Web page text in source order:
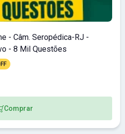
- Câm. Seropédica-RJ -
- 8 Mil Questões
Comprar